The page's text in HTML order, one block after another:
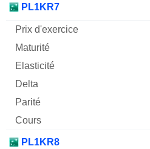
PL1KR7
PL1KR8